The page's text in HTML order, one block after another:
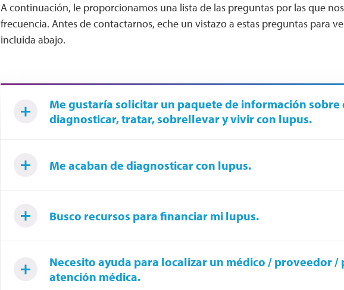
A continuación, le proporcionamos una lista de las preguntas por las que
frecuencia. Antes de contactarnos, eche un vistazo a estas preguntas para
incluida abajo.
Me gustaría solicitar un paquete de información sobre
diagnosticar, tratar, sobrellevar y vivir con lupus.
Me acaban de diagnosticar con lupus.
Busco recursos para financiar mi lupus.
Necesito ayuda para localizar un médico / proveedor /
atención médica.